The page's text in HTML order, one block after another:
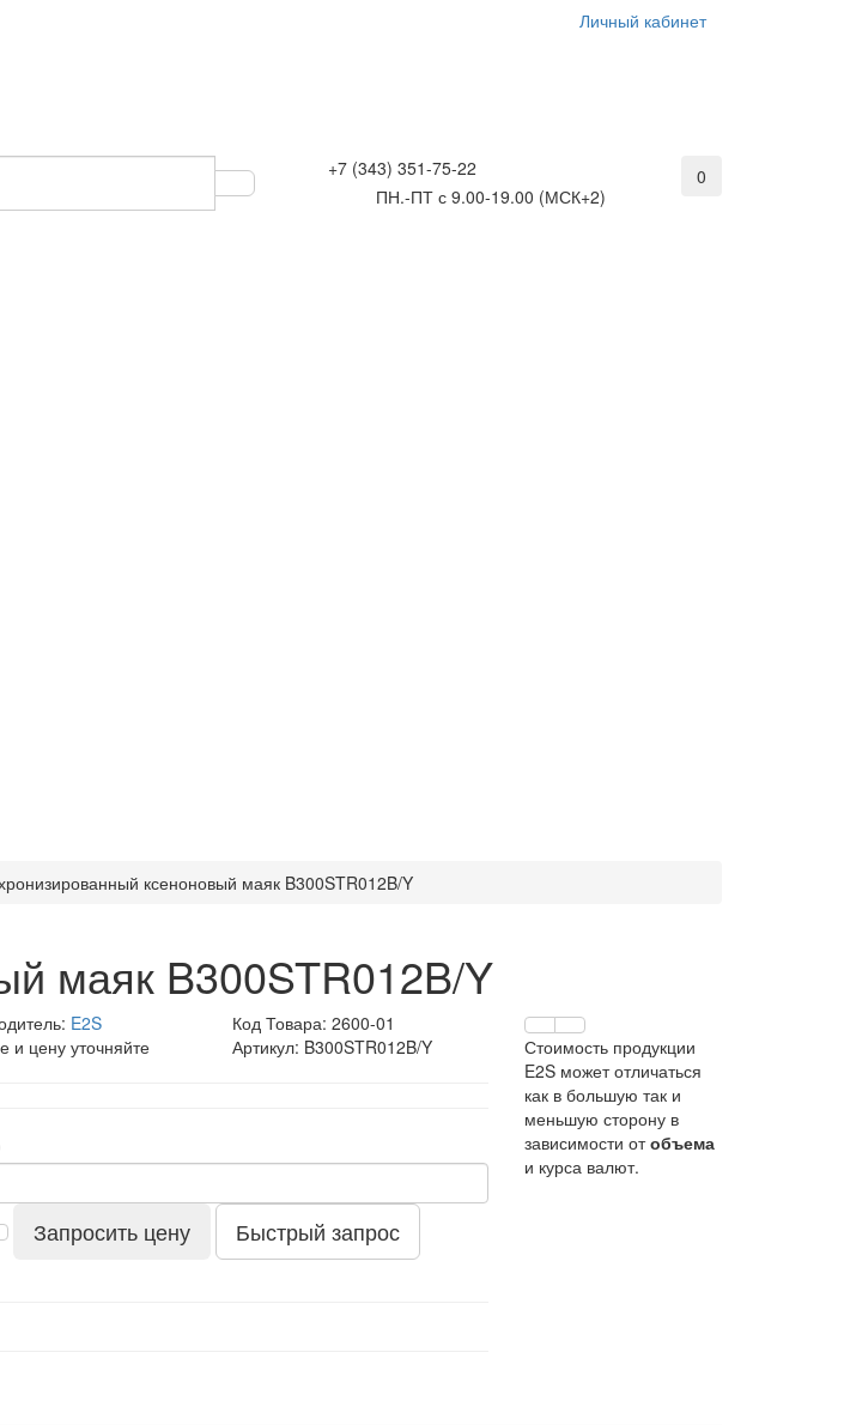
Личный кабинет
+7 (343) 351-75-22
ПН.-ПТ с 9.00-19.00 (МСК+2)
0
ксеноновый маяк B300STR012B/Y
маяк B300STR012B/Y
E2S Код Товара:2600-01
и цену уточняйте
Артикул: B300STR012B/Y
Запросить цену Быстрый запрос
Стоимость продукции
E2S может отличаться
как в большую так и
меньшую сторону в
зависимости отобъема
и курса валют.